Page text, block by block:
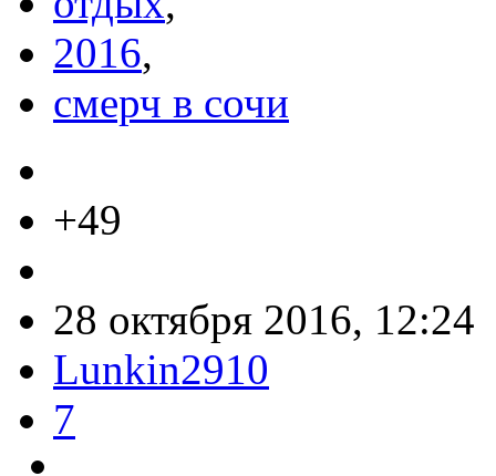
2016,
смерч в сочи
+49
28 октября 2016, 12:24
Lunkin2910
7